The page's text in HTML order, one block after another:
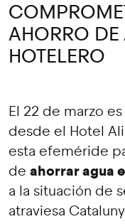
AHORRO DE
HOTELERO
El 22 de marzo es
desde el Hotel
esta efeméride
de ahorrar agua
a la situación de
atraviesa